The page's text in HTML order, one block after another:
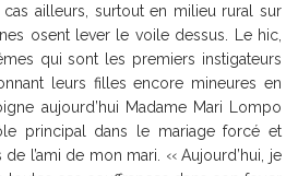
cas ailleurs, surtout en milieu rural sur
osent lever le voile dessus. Le hic,
qui sont les premiers instigateurs
leurs filles encore mineures en
aujourd’hui Madame Mari Lompo
principal dans le mariage forcé et
l’ami de mon mari. ‹‹ Aujourd’hui, je